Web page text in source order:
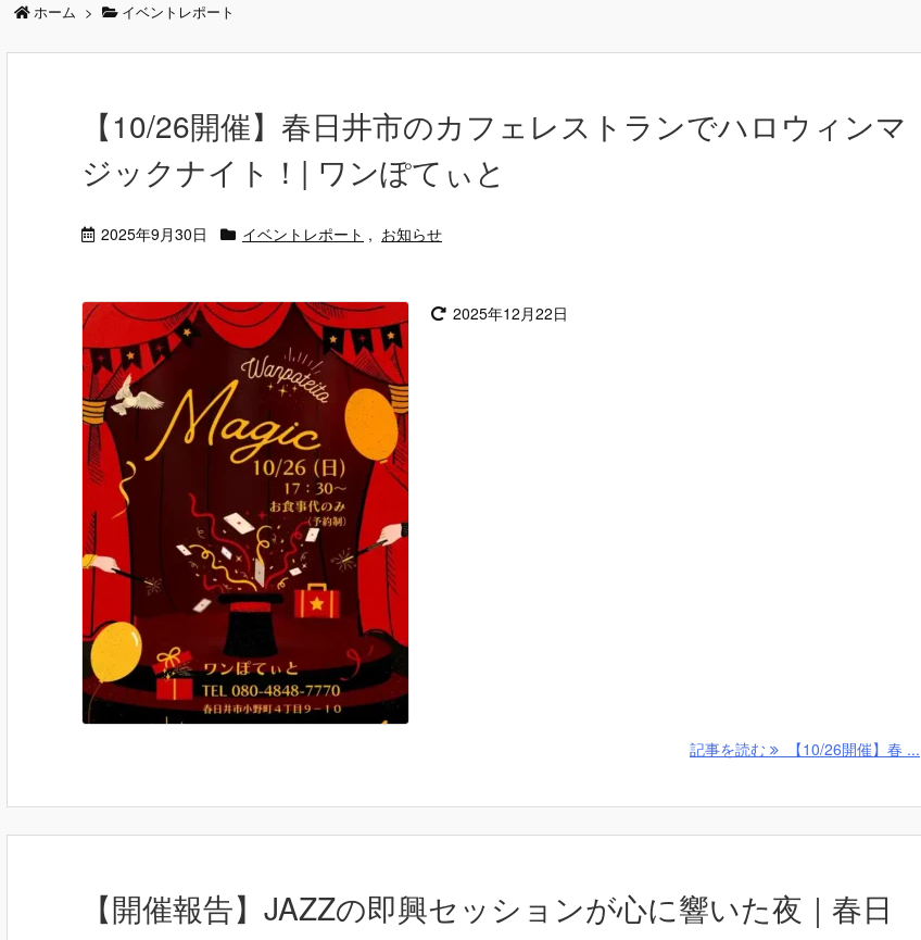
ホーム > イベントレポート
【10/26開催】春日井市のカフェレストランでハロウィンマ
ジックナイト！| ワンぽてぃと
2025年9月30日 イベントレポート , お知らせ
2025年12月22日
記事を読む 【10/26開催】春 ...
【開催報告】JAZZの即興セッションが心に響いた夜｜春日